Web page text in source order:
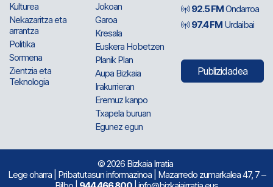
Kulturea
Nekazaritza eta
arrantza
Politika
Sormena
Zientzia eta
Teknologia
Jokoan
Garoa
Kresala
Euskera Hobetzen
Planik Plan
Aupa Bizkaia
Irakurrieran
Eremuz kanpo
Txapela buruan
Egunez egun
92.5 FMOndarroa
97.4 FM Urdaibai
Publizidadea
© 2026 Bizkaia Irratia
Lege oharra| Pribatutasun informazinoa| Mazarredo zumarkalea 47, 7 –